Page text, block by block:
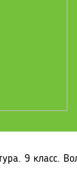
9 класс.